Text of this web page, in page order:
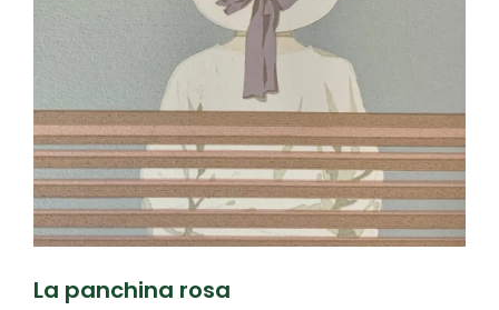
La panchina rosa